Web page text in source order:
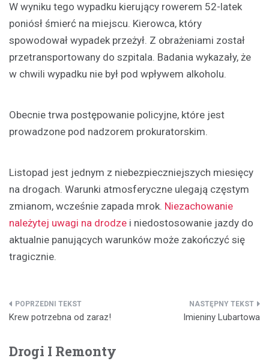
W wyniku tego wypadku kierujący rowerem 52-latek
poniósł śmierć na miejscu. Kierowca, który
spowodował wypadek przeżył. Z obrażeniami został
przetransportowany do szpitala. Badania wykazały, że
w chwili wypadku nie był pod wpływem alkoholu.
Obecnie trwa postępowanie policyjne, które jest
prowadzone pod nadzorem prokuratorskim.
Listopad jest jednym z niebezpieczniejszych miesięcy
na drogach. Warunki atmosferyczne ulegają częstym
zmianom, wcześnie zapada mrok. Niezachowanie
należytej uwagi na drodze i niedostosowanie jazdy do
aktualnie panujących warunków może zakończyć się
tragicznie.
Nawigacja
Krew potrzebna od zaraz! Imieniny Lubartowa
Drogi I Remonty